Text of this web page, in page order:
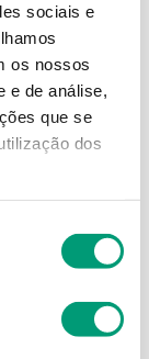
sociais e
os nossos
e de análise,
que se
dos